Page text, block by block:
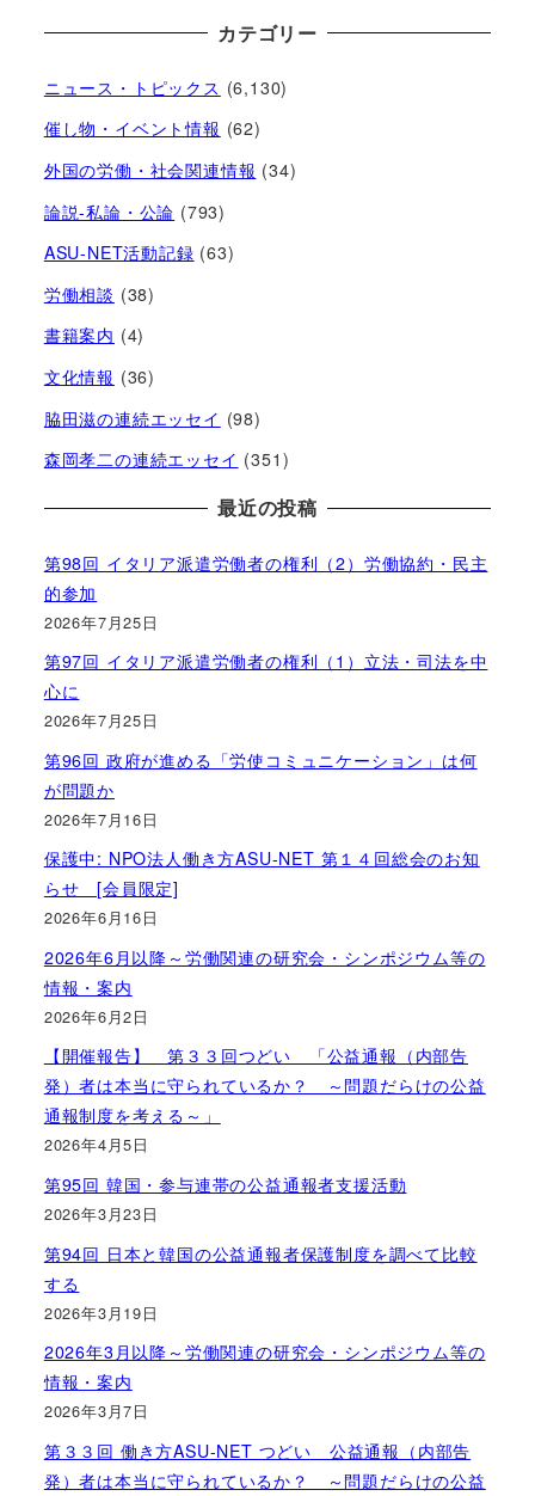
カテゴリー
ニュース・トピックス (6,130)
催し物・イベント情報 (62)
外国の労働・社会関連情報 (34)
論説-私論・公論 (793)
ASU-NET活動記録 (63)
労働相談 (38)
書籍案内 (4)
文化情報 (36)
脇田滋の連続エッセイ (98)
森岡孝二の連続エッセイ (351)
最近の投稿
第98回 イタリア派遣労働者の権利（2）労働協約・民主
的参加
2026年7月25日
第97回 イタリア派遣労働者の権利（1）立法・司法を中
心に
2026年7月25日
第96回 政府が進める「労使コミュニケーション」は何
が問題か
2026年7月16日
保護中: NPO法人働き方ASU-NET 第１４回総会のお知
らせ [会員限定]
2026年6月16日
2026年6月以降～労働関連の研究会・シンポジウム等の
情報・案内
2026年6月2日
【開催報告】 第３３回つどい 「公益通報（内部告
発）者は本当に守られているか？ ～問題だらけの公益
通報制度を考える～」
2026年4月5日
第95回 韓国・参与連帯の公益通報者支援活動
2026年3月23日
第94回 日本と韓国の公益通報者保護制度を調べて比較
する
2026年3月19日
2026年3月以降～労働関連の研究会・シンポジウム等の
情報・案内
2026年3月7日
第３３回 働き方ASU-NET つどい 公益通報（内部告
発）者は本当に守られているか？ ～問題だらけの公益